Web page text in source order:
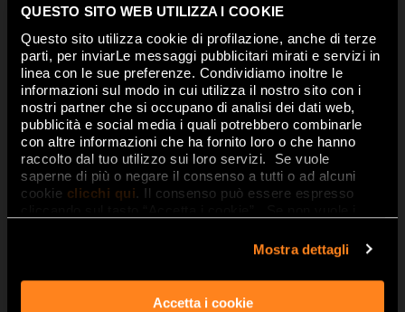
QUESTO SITO WEB UTILIZZA I COOKIE
Questo sito utilizza cookie di profilazione, anche di terze
parti, per inviarLe messaggi pubblicitari mirati e servizi in
linea con le sue preferenze. Condividiamo inoltre le
informazioni sul modo in cui utilizza il nostro sito con i
nostri partner che si occupano di analisi dei dati web,
pubblicità e social media i quali potrebbero combinarle
con altre informazioni che ha fornito loro o che hanno
raccolto dal tuo utilizzo sui loro servizi. Se vuole
saperne di più o negare il consenso a tutti o ad alcuni
cookie clicchi qui. Il consenso può essere espresso
Mostra dettagli
Accetta i cookie
grâce aux pièces spéciales qui
encouragent l’inspiration et la
personnalisation.
Aux côtés du format 25x75, la
collection propose en effet des
décorations géométriques sur des
tons froids, des décorations
tridimensionnelles fortement
matiéristes et de très originales
Cromo Silver, Satinato SilveretBlu
Micromatita